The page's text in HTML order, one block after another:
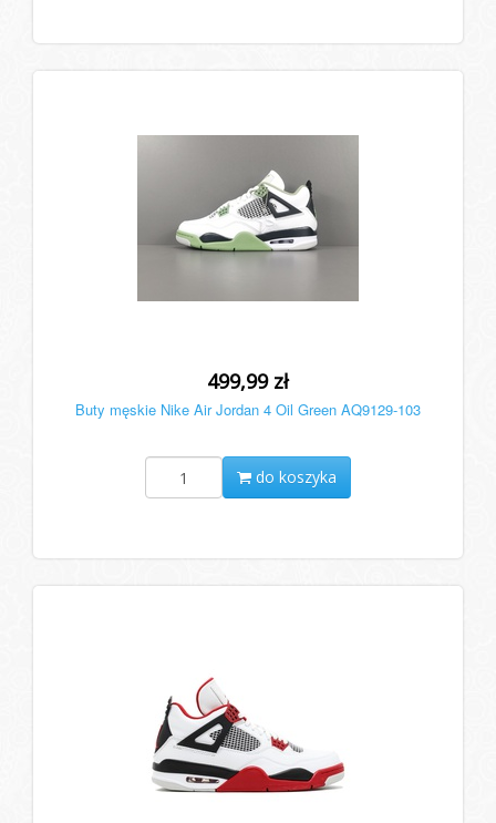
499,99 zł
Buty męskie Nike Air Jordan 4 Oil Green AQ9129-103
do koszyka